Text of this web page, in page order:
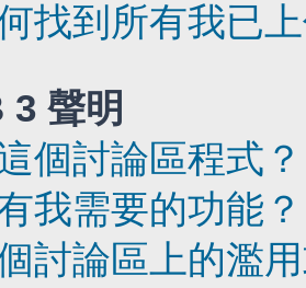
找到所有我已
聲明
個討論區程式？
我需要的功能？
討論區上的濫